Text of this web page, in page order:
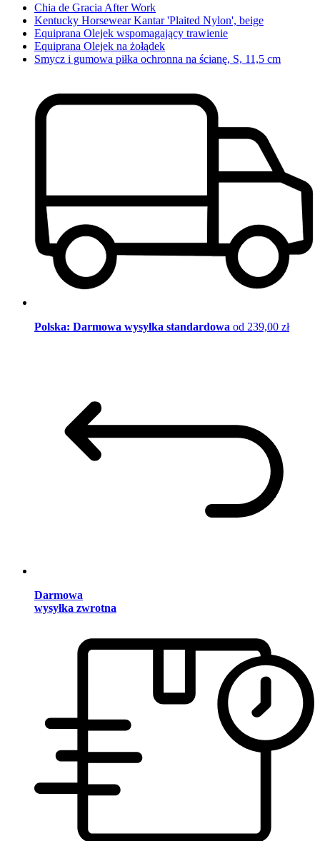
Chia de Gracia After Work
Kentucky Horsewear Kantar 'Plaited Nylon', beige
Equiprana Olejek wspomagający trawienie
Equiprana Olejek na żołądek
Smycz i gumowa piłka ochronna na ścianę, S, 11,5 cm
Polska: Darmowa wysyłka standardowa od 239,00 zł
Darmowa
wysyłka zwrotna